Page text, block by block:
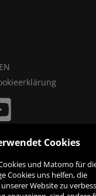
Rechnung
Cookies
und Matomo für
Cookies uns helfen, die
Website zu